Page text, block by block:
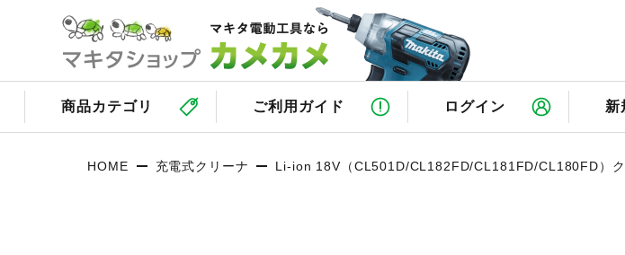
商品カテゴリ ご利用ガイド ログイン 新
HOME 充電式クリーナ Li-ion 18V（CL501D/CL182FD/CL181FD/CL180FD）ク